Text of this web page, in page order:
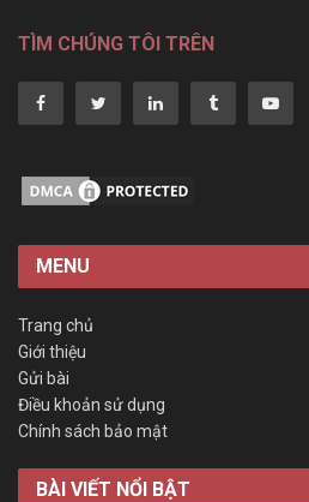
TÌM CHÚNG TÔI TRÊN
MENU
Trang chủ
Giới thiệu
Gửi bài
Điều khoản sử dụng
Chính sách bảo mật
BÀI VIẾT NỔI BẬT